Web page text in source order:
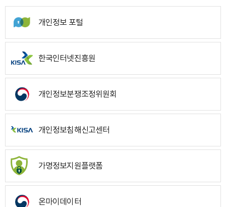
개인정보 포털
한국인터넷진흥원
개인정보분쟁조정위원회
개인정보침해신고센터
가명정보지원플랫폼
온마이데이터